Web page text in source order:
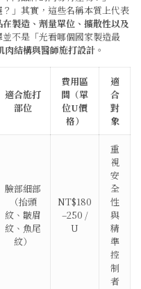
？」其實，這些名稱本質上代表
製造、劑量單位、擴散性以及
並不是「光看哪個國家製造最
肉結構與醫師施打設計 。
適合施打
部位
費用區
間（單
位U價
格）
適
合
對
象
臉部細部
（抬頭
紋、皺眉
紋、魚尾
紋）
NT$180
–250 /
U
重
視
安
全
性
與
精
準
控
制
者